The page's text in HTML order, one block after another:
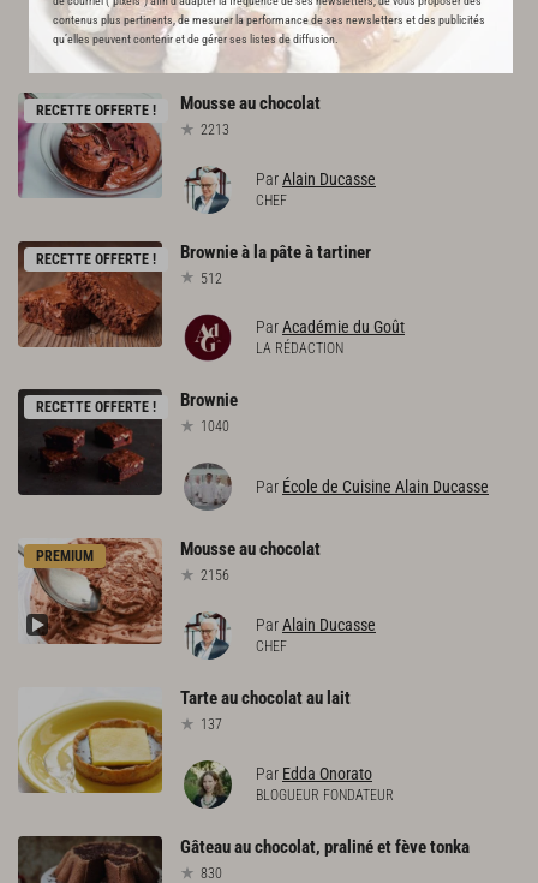
contenus plus pertinents, de mesurer la performance de ses newsletters et des publicités
qu’elles peuvent contenir et de gérer ses listes de diffusion.
L'ACADÉMIE DU GOÛT VOUS
RECOMMANDE
RECETTE OFFERTE ! Mousseauchocolat
2213
ParAlain Ducasse
CHEF
RECETTE OFFERTE ! Brownieà lapâteàtartiner
512
ParAcadémie du Goût
LA RÉDACTION
RECETTE OFFERTE ! Brownie
1040
Par École de Cuisine Alain Ducasse
PREMIUM Mousseauchocolat
2156
ParAlain Ducasse
CHEF
Tarteauchocolatau lait
137
Par Edda Onorato
BLOGUEUR FONDATEUR
Gâteauauchocolat, pralinéetfèvetonka
830